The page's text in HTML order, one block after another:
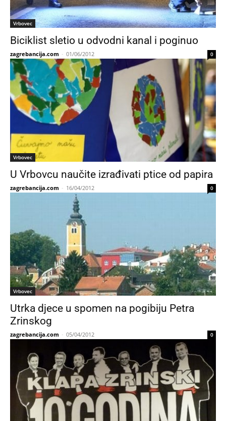
Vrbovec
Biciklist sletio u odvodni kanal i poginuo
zagrebancija.com - 01/06/2012 0
Vrbovec
U Vrbovcu naučite izrađivati ptice od papira
zagrebancija.com - 16/04/2012 0
Vrbovec
Utrka djece u spomen na pogibiju Petra
Zrinskog
zagrebancija.com - 05/04/2012 0